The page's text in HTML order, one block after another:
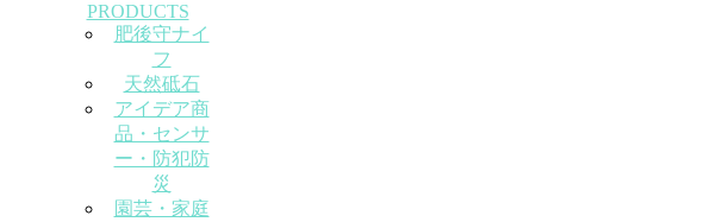
PRODUCTS
肥後守ナイ
フ
天然砥石
アイデア商
品・センサ
ー・防犯防
災
園芸・家庭